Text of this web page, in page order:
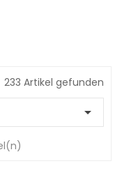
233 Artikel gefunden
